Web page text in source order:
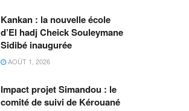
Kankan : la nouvelle école
d’El hadj Cheick Souleymane
Sidibé inaugurée
AOÛT 1, 2026
Impact projet Simandou : le
comité de suivi de Kérouané